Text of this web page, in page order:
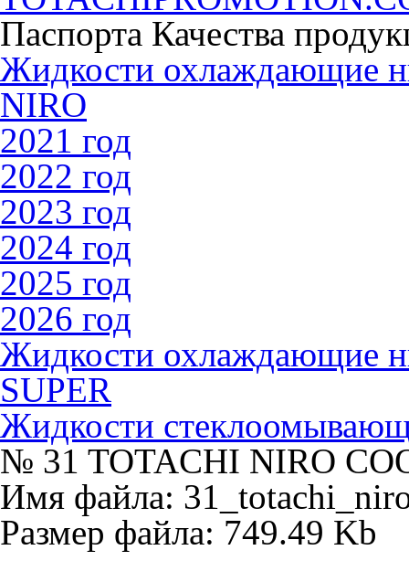
Паспорта Качества
Жидкости охлаждающие
NIRO
2021 год
2022 год
2023 год
2024 год
2025 год
2026 год
Жидкости охлаждающие
SUPER
Жидкости
№ 31 TOTACHI NIRO
Имя файла:
Размер файла: 749.49 Kb